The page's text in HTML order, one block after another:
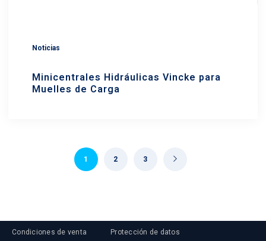
Noticias
Minicentrales Hidráulicas Vincke para
Muelles de Carga
1 2 3
Condiciones de venta Protección de datos